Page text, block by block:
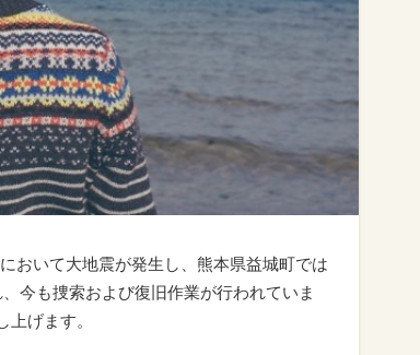
おいて大地震が発生し、熊本県益城町では
今も捜索および復旧作業が行われていま
げます。